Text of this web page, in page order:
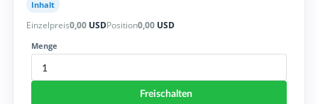
Inhalt
Einzelpreis0,00USDPosition0,00USD
Menge
Freischalten